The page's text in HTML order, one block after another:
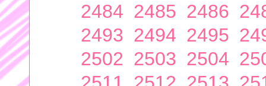
2484 2485 2486
2493 2494 2495
2502 2503 2504